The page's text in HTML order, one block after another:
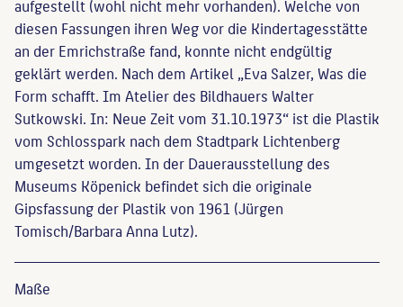
aufgestellt (wohl nicht mehr vorhanden). Welche von
diesen Fassungen ihren Weg vor die Kindertagesstätte
an der Emrichstraße fand, konnte nicht endgültig
geklärt werden. Nach dem Artikel „Eva Salzer, Was die
Form schafft. Im Atelier des Bildhauers Walter
Sutkowski. In: Neue Zeit vom 31.10.1973“ ist die Plastik
vom Schlosspark nach dem Stadtpark Lichtenberg
umgesetzt worden. In der Dauerausstellung des
Museums Köpenick befindet sich die originale
Gipsfassung der Plastik von 1961 (Jürgen
Tomisch/Barbara Anna Lutz).
Maße